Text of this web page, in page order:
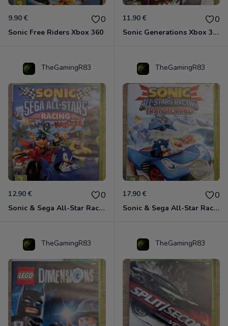
9.90 € 0
Sonic Free Riders Xbox 360
11.90 € 0
Sonic Generations Xbox 360
TheGamingR83
12.90 € 0
Sonic & Sega All-Star Racing avec Banjo-Kazooie Xbox 360
TheGamingR83
17.90 € 0
Sonic & Sega All-Star Racing - Transformed Xbox 360
TheGamingR83 TheGamingR83